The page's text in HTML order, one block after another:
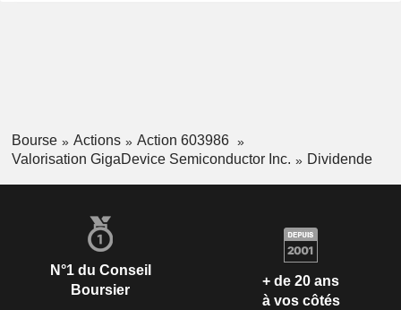
Bourse Actions
Action 603986
Valorisation GigaDevice Semiconductor Inc.
Dividende
N°1 du Conseil
Boursier
+ de 20 ans
à vos côtés